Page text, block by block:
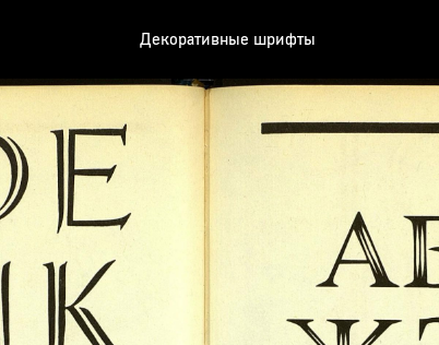
Декоративные шрифты